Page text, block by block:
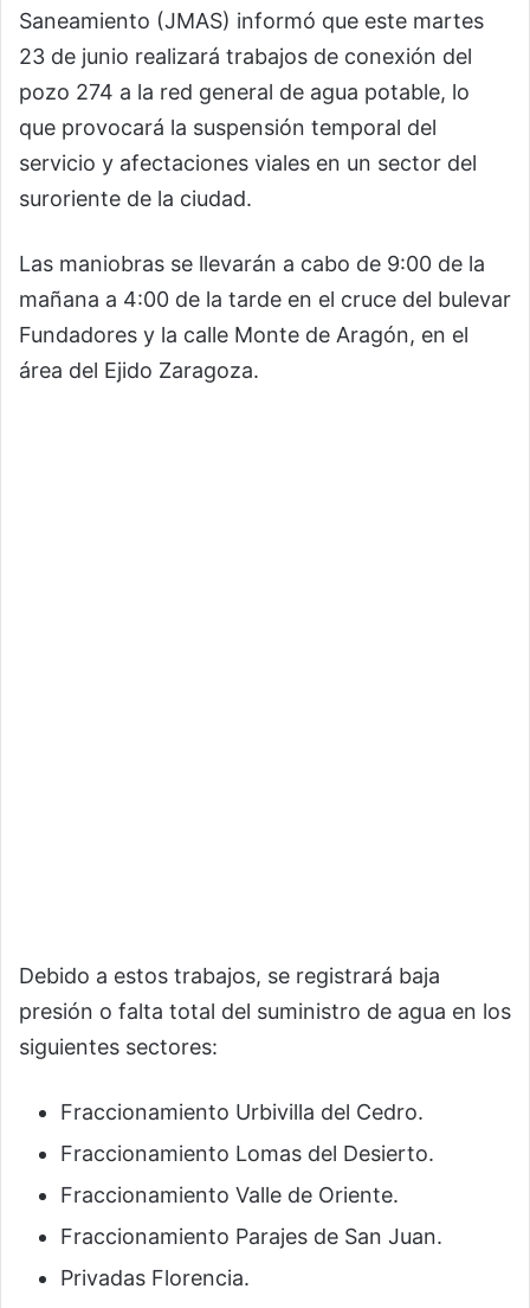
Saneamiento (JMAS) informó que este martes
23 de junio realizará trabajos de conexión del
pozo 274 a la red general de agua potable, lo
que provocará la suspensión temporal del
servicio y afectaciones viales en un sector del
suroriente de la ciudad.
Las maniobras se llevarán a cabo de 9:00 de la
mañana a 4:00 de la tarde en el cruce del bulevar
Fundadores y la calle Monte de Aragón, en el
área del Ejido Zaragoza.
Debido a estos trabajos, se registrará baja
presión o falta total del suministro de agua en los
siguientes sectores:
Fraccionamiento Urbivilla del Cedro.
Fraccionamiento Lomas del Desierto.
Fraccionamiento Valle de Oriente.
Fraccionamiento Parajes de San Juan.
Privadas Florencia.